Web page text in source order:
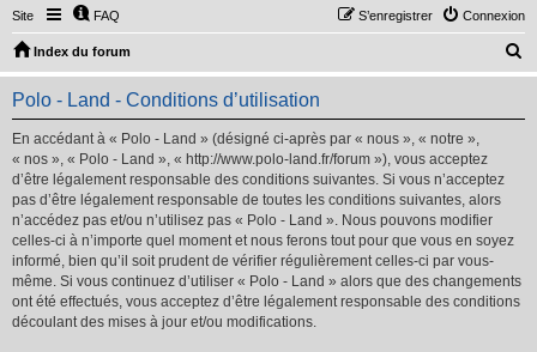
Site FAQ Connexion
S’enregistrer
Index du forum
e
Polo - Land - Conditions d’utilisation
En accédant à « Polo - Land » (désigné ci-après par « nous », « notre »,
« nos », « Polo - Land », « http://www.polo-land.fr/forum »), vous acceptez
d’être légalement responsable des conditions suivantes. Si vous n’acceptez
pas d’être légalement responsable de toutes les conditions suivantes, alors
n’accédez pas et/ou n’utilisez pas « Polo - Land ». Nous pouvons modifier
celles-ci à n’importe quel moment et nous ferons tout pour que vous en soyez
informé, bien qu’il soit prudent de vérifier régulièrement celles-ci par vous-
même. Si vous continuez d’utiliser « Polo - Land » alors que des changements
ont été effectués, vous acceptez d’être légalement responsable des conditions
découlant des mises à jour et/ou modifications.